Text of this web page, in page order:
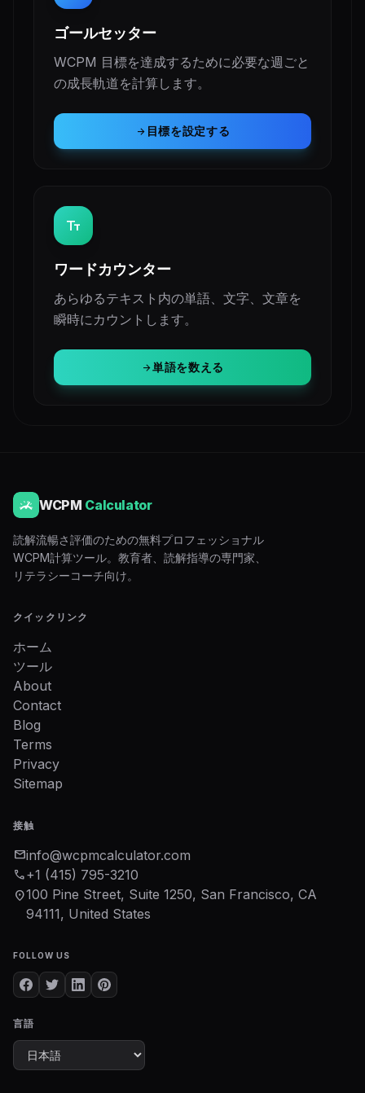
ゴールセッター
WCPM 目標を達成するために必要な週ごと
の成長軌道を計算します。
arrow_forward 目標を設定する
text_fields
ワードカウンター
あらゆるテキスト内の単語、文字、文章を
瞬時にカウントします。
arrow_forward単語を数える
WCPM Calculator
読解流暢さ評価のための無料プロフェッショナル
WCPM計算ツール。教育者、読解指導の専門家、
リテラシーコーチ向け。
クイックリンク
ホーム
ツール
About
Contact
Blog
Terms
Privacy
Sitemap
接触
mailinfo@wcpmcalculator.com
phone+1 (415) 795-3210
location_on100 Pine Street, Suite 1250, San Francisco, CA
94111, United States
FOLLOW US
言語